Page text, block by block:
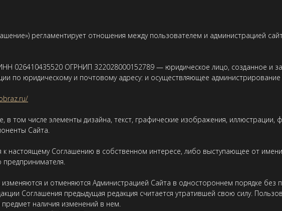
регламентирует отношения между пользователем и администрацией
026410435520 ОГРНИП 322028000152789 — юридическое лицо, созданное и
по юридическому и почтовому адресу: и осуществляющее
том числе элементы дизайна, текст, графические изображения, иллюстрации,
Сайта.
настоящему Соглашению в собственном интересе, либо выступающее от
предпринимателя.
и отменяются Администрацией Сайта в одностороннем порядке без
Соглашения предыдущая редакция считается утратившей свою силу.
наличия изменений в нем.